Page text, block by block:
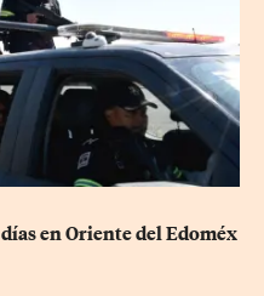
en Oriente del Edoméx